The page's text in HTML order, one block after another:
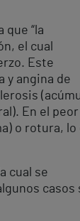
que “la
el cual
Este
y angina de
En el peor
o rotura, lo
cual se
casos